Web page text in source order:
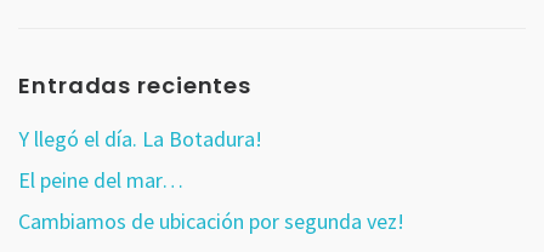
Entradas recientes
Y llegó el día. La Botadura!
El peine del mar…
Cambiamos de ubicación por segunda vez!